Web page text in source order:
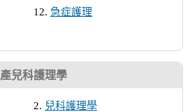
急症護理
產兒科護理學
兒科護理學